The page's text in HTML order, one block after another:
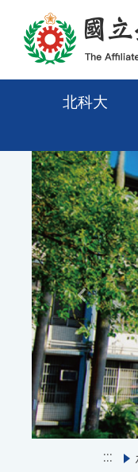
メインコンテンツエ
北科大
Previous
:::